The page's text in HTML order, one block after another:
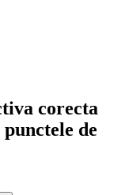
corecta
de